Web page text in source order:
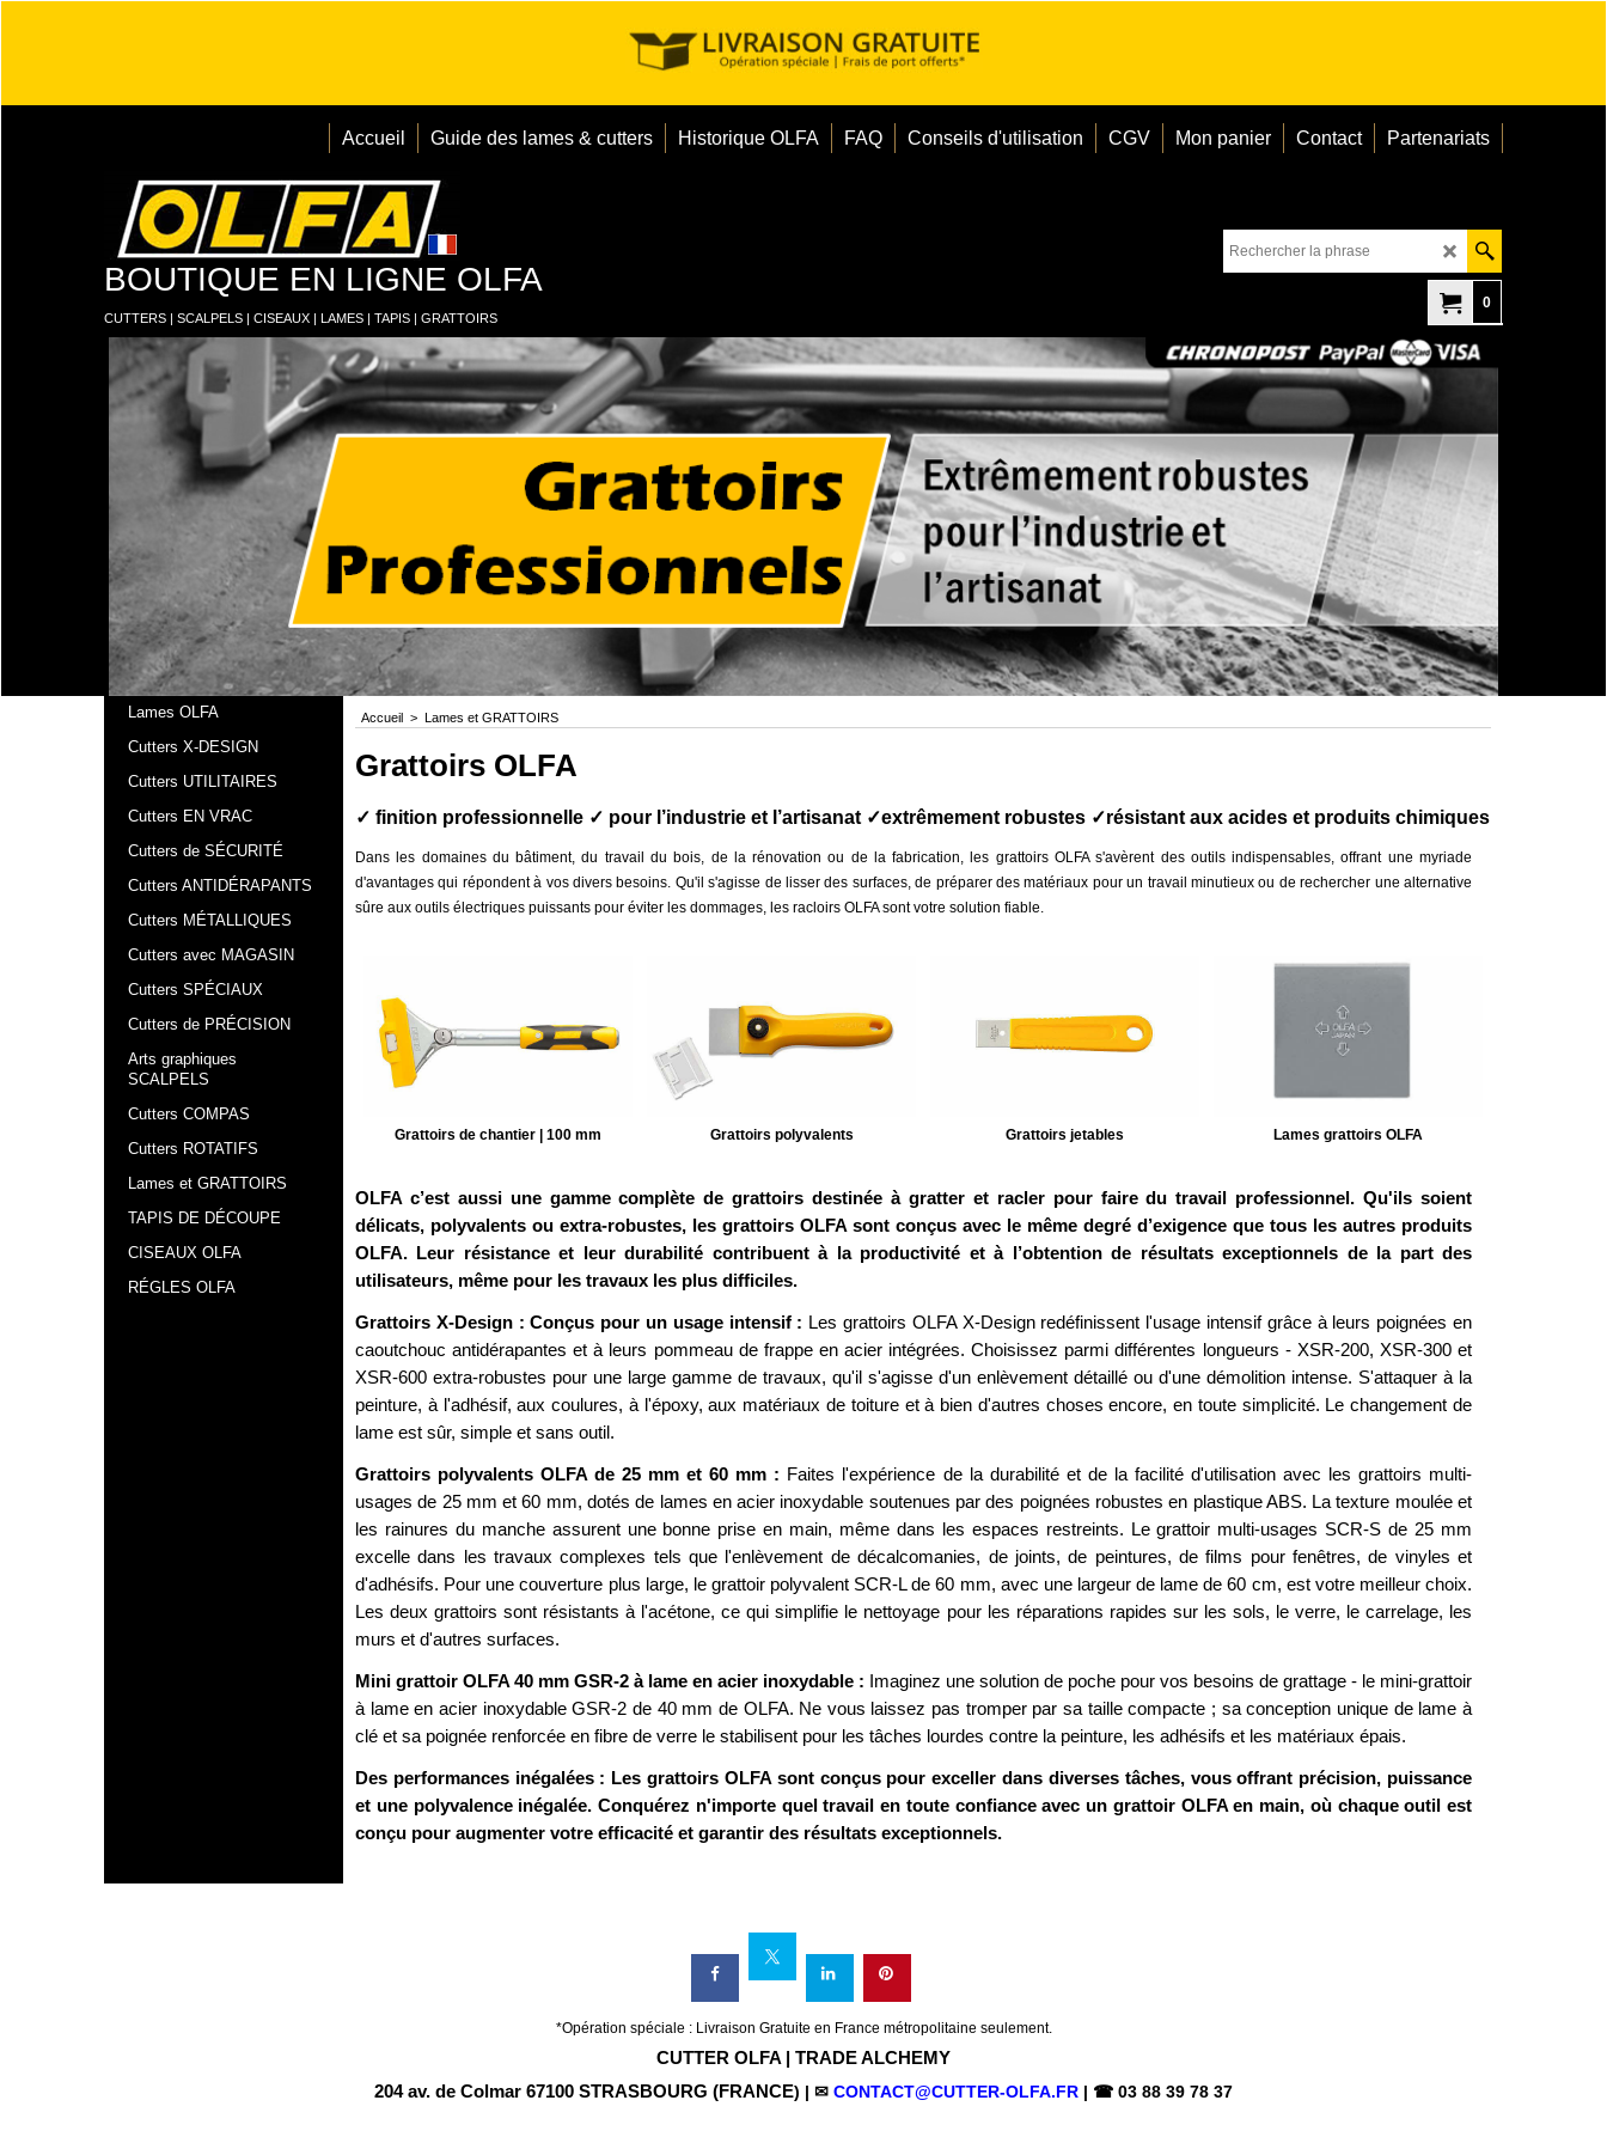
Accueil Guide des lames & cutters Historique OLFA FAQ Conseils d'utilisation CGV Mon panier Contact Partenariats
BOUTIQUE EN LIGNE OLFA
CUTTERS | SCALPELS | CISEAUX | LAMES | TAPIS | GRATTOIRS
0
Lames OLFA
Cutters X-DESIGN
Cutters UTILITAIRES
Cutters EN VRAC
Cutters de SÉCURITÉ
Cutters ANTIDÉRAPANTS
Cutters MÉTALLIQUES
Cutters avec MAGASIN
Cutters SPÉCIAUX
Cutters de PRÉCISION
Arts graphiques
SCALPELS
Cutters COMPAS
Cutters ROTATIFS
Lames et GRATTOIRS
TAPIS DE DÉCOUPE
CISEAUX OLFA
RÉGLES OLFA
Accueil > Lames et GRATTOIRS
Grattoirs OLFA
✓ finition professionnelle ✓ pour l’industrie et l’artisanat ✓extrêmement robustes ✓résistant aux acides et produits chimiques
Dans les domaines du bâtiment, du travail du bois, de la rénovation ou de la fabrication, les grattoirs OLFA s'avèrent des outils indispensables, offrant une myriade
d'avantages qui répondent à vos divers besoins. Qu'il s'agisse de lisser des surfaces, de préparer des matériaux pour un travail minutieux ou de rechercher une alternative
sûre aux outils électriques puissants pour éviter les dommages, les racloirs OLFA sont votre solution fiable.
Grattoirs de chantier | 100 mm Grattoirs polyvalents Grattoirs jetables Lames grattoirs OLFA
OLFA c’est aussi une gamme complète de grattoirs destinée à gratter et racler pour faire du travail professionnel. Qu'ils soient
délicats, polyvalents ou extra-robustes, les grattoirs OLFA sont conçus avec le même degré d’exigence que tous les autres produits
OLFA. Leur résistance et leur durabilité contribuent à la productivité et à l’obtention de résultats exceptionnels de la part des
utilisateurs, même pour les travaux les plus difficiles.
Grattoirs X-Design : Conçus pour un usage intensif : Les grattoirs OLFA X-Design redéfinissent l'usage intensif grâce à leurs poignées en
caoutchouc antidérapantes et à leurs pommeau de frappe en acier intégrées. Choisissez parmi différentes longueurs - XSR-200, XSR-300 et
XSR-600 extra-robustes pour une large gamme de travaux, qu'il s'agisse d'un enlèvement détaillé ou d'une démolition intense. S'attaquer à la
peinture, à l'adhésif, aux coulures, à l'époxy, aux matériaux de toiture et à bien d'autres choses encore, en toute simplicité. Le changement de
lame est sûr, simple et sans outil.
Grattoirs polyvalents OLFA de 25 mm et 60 mm : Faites l'expérience de la durabilité et de la facilité d'utilisation avec les grattoirs multi-
usages de 25 mm et 60 mm, dotés de lames en acier inoxydable soutenues par des poignées robustes en plastique ABS. La texture moulée et
les rainures du manche assurent une bonne prise en main, même dans les espaces restreints. Le grattoir multi-usages SCR-S de 25 mm
excelle dans les travaux complexes tels que l'enlèvement de décalcomanies, de joints, de peintures, de films pour fenêtres, de vinyles et
d'adhésifs. Pour une couverture plus large, le grattoir polyvalent SCR-L de 60 mm, avec une largeur de lame de 60 cm, est votre meilleur choix.
Les deux grattoirs sont résistants à l'acétone, ce qui simplifie le nettoyage pour les réparations rapides sur les sols, le verre, le carrelage, les
murs et d'autres surfaces.
Mini grattoir OLFA 40 mm GSR-2 à lame en acier inoxydable : Imaginez une solution de poche pour vos besoins de grattage - le mini-grattoir
à lame en acier inoxydable GSR-2 de 40 mm de OLFA. Ne vous laissez pas tromper par sa taille compacte ; sa conception unique de lame à
clé et sa poignée renforcée en fibre de verre le stabilisent pour les tâches lourdes contre la peinture, les adhésifs et les matériaux épais.
Des performances inégalées : Les grattoirs OLFA sont conçus pour exceller dans diverses tâches, vous offrant précision, puissance
et une polyvalence inégalée. Conquérez n'importe quel travail en toute confiance avec un grattoir OLFA en main, où chaque outil est
conçu pour augmenter votre efficacité et garantir des résultats exceptionnels.
*Opération spéciale : Livraison Gratuite en France métropolitaine seulement.
CUTTER OLFA | TRADE ALCHEMY
204 av. de Colmar 67100 STRASBOURG (FRANCE) | ✉ CONTACT@CUTTER-OLFA.FR | ☎ 03 88 39 78 37